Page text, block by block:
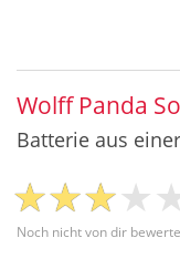
Wolff Panda
Batterie aus
Noch nicht von dir